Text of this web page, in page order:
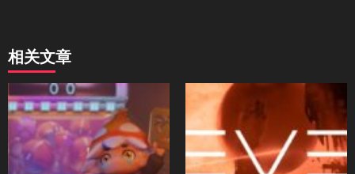
相关文章